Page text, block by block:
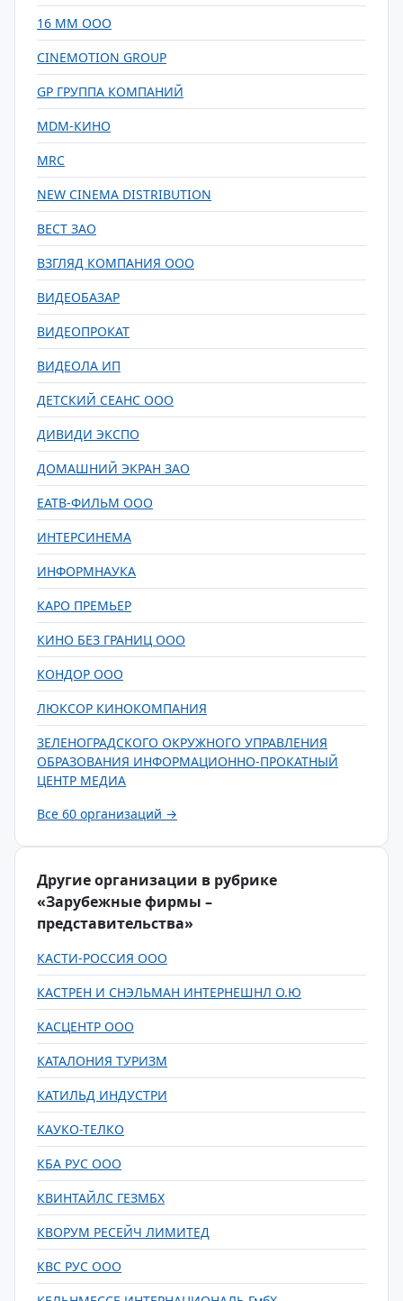
16 ММ ООО
CINEMOTION GROUP
GP ГРУППА КОМПАНИЙ
MDM-КИНО
MRC
NEW CINEMA DISTRIBUTION
ВЕСТ ЗАО
ВЗГЛЯД КОМПАНИЯ ООО
ВИДЕОБАЗАР
ВИДЕОПРОКАТ
ВИДЕОЛА ИП
ДЕТСКИЙ СЕАНС ООО
ДИВИДИ ЭКСПО
ДОМАШНИЙ ЭКРАН ЗАО
ЕАТВ-ФИЛЬМ ООО
ИНТЕРСИНЕМА
ИНФОРМНАУКА
КАРО ПРЕМЬЕР
КИНО БЕЗ ГРАНИЦ ООО
КОНДОР ООО
ЛЮКСОР КИНОКОМПАНИЯ
ЗЕЛЕНОГРАДСКОГО ОКРУЖНОГО УПРАВЛЕНИЯ
ОБРАЗОВАНИЯ ИНФОРМАЦИОННО-ПРОКАТНЫЙ
ЦЕНТР МЕДИА
Все 60 организаций →
Другие организации в рубрике
«Зарубежные фирмы –
представительства»
КАСТИ-РОССИЯ ООО
КАСТРЕН И СНЭЛЬМАН ИНТЕРНЕШНЛ О.Ю
КАСЦЕНТР ООО
КАТАЛОНИЯ ТУРИЗМ
КАТИЛЬД ИНДУСТРИ
КАУКО-ТЕЛКО
КБА РУС ООО
КВИНТАЙЛС ГЕЗМБХ
КВОРУМ РЕСЕЙЧ ЛИМИТЕД
КВС РУС ООО